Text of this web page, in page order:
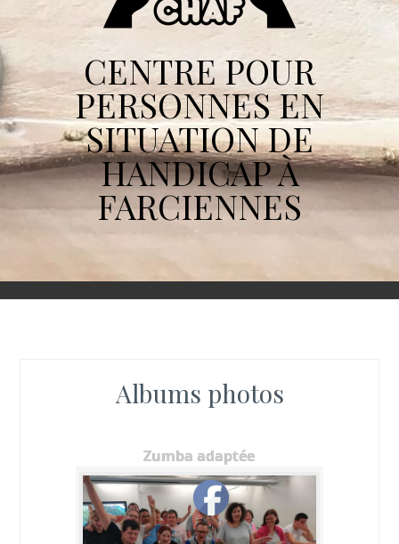
CENTRE POUR
PERSONNES EN
SITUATION DE
HANDICAP À
FARCIENNES
Albums photos
Zumba adaptée